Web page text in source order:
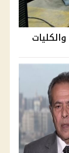
موعد تنسيق المرحلة الثانية 2026 والكليات